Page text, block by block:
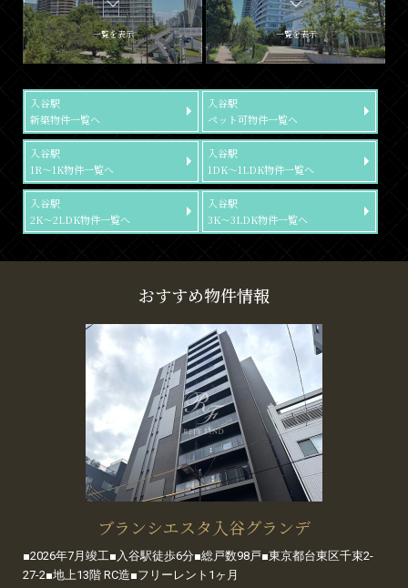
一覧を表示 一覧を表示
入谷駅
新築物件一覧へ
入谷駅
ペット可物件一覧へ
入谷駅
1R～1K物件一覧へ
入谷駅
1DK～1LDK物件一覧へ
入谷駅
2K～2LDK物件一覧へ
入谷駅
3K～3LDK物件一覧へ
おすすめ物件情報
ブランシエスタ入谷グランデ
■2026年7月竣工■入谷駅徒歩6分■総戸数98戸■東京都台東区千束2-
27-2■地上13階 RC造■フリーレント1ヶ月